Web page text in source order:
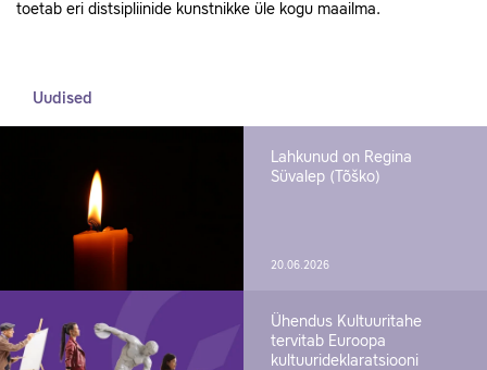
toetab eri distsipliinide kunstnikke üle kogu maailma.
Uudised
Lahkunud on Regina
Süvalep (Tõško)
20.06.2026
Ühendus Kultuuritahe
tervitab Euroopa
kultuurideklaratsiooni